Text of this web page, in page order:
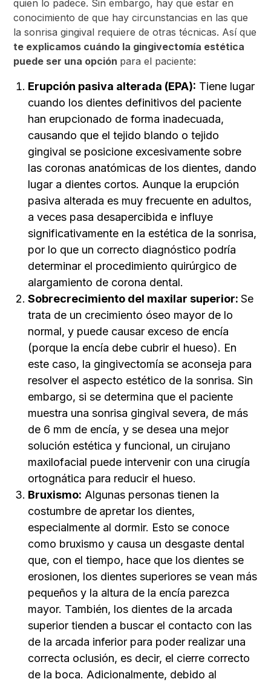
quien lo padece. Sin embargo, hay que estar en
conocimiento de que hay circunstancias en las que
la sonrisa gingival requiere de otras técnicas. Así que
te explicamos cuándo la gingivectomía estética
puede ser una opción para el paciente:
Erupción pasiva alterada (EPA): Tiene lugar
cuando los dientes definitivos del paciente
han erupcionado de forma inadecuada,
causando que el tejido blando o tejido
gingival se posicione excesivamente sobre
las coronas anatómicas de los dientes, dando
lugar a dientes cortos. Aunque la erupción
pasiva alterada es muy frecuente en adultos,
a veces pasa desapercibida e influye
significativamente en la estética de la sonrisa,
por lo que un correcto diagnóstico podría
determinar el procedimiento quirúrgico de
alargamiento de corona dental.
Sobrecrecimiento del maxilar superior:Se
trata de un crecimiento óseo mayor de lo
normal, y puede causar exceso de encía
(porque la encía debe cubrir el hueso). En
este caso, la gingivectomía se aconseja para
resolver el aspecto estético de la sonrisa. Sin
embargo, si se determina que el paciente
muestra una sonrisa gingival severa, de más
de 6 mm de encía, y se desea una mejor
solución estética y funcional, un cirujano
maxilofacial puede intervenir con una cirugía
ortognática para reducir el hueso.
Bruxismo: Algunas personas tienen la
costumbre de apretar los dientes,
especialmente al dormir. Esto se conoce
como bruxismo y causa un desgaste dental
que, con el tiempo, hace que los dientes se
erosionen, los dientes superiores se vean más
pequeños y la altura de la encía parezca
mayor. También, los dientes de la arcada
superior tienden a buscar el contacto con las
de la arcada inferior para poder realizar una
correcta oclusión, es decir, el cierre correcto
de la boca. Adicionalmente, debido al